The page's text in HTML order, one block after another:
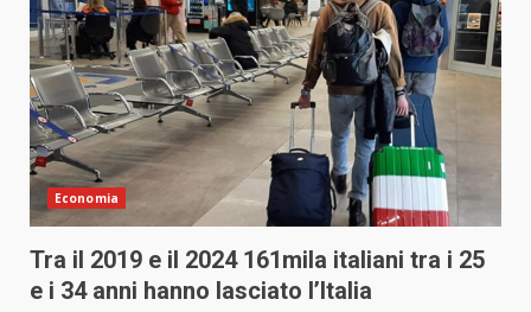
Economia
Tra il 2019 e il 2024 161mila italiani tra i 25
e i 34 anni hanno lasciato l’Italia